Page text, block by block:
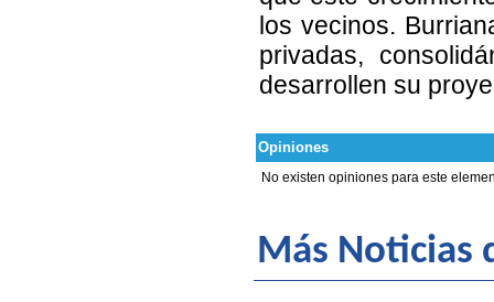
los vecinos.
privadas,
desarrollen su
Opiniones
No existen opiniones para este
Más Noticias